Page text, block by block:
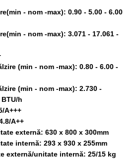
- nom -max): 0.90 - 5.00 - 6.00
- nom -max): 3.071 - 17.061 -
(min - nom -max): 0.80 - 6.00 -
(min - nom -max): 2.730 -
h
A+++
A++
externă: 630 x 800 x 300mm
internă: 293 x 930 x 255mm
externă/unitate internă: 25/15 kg